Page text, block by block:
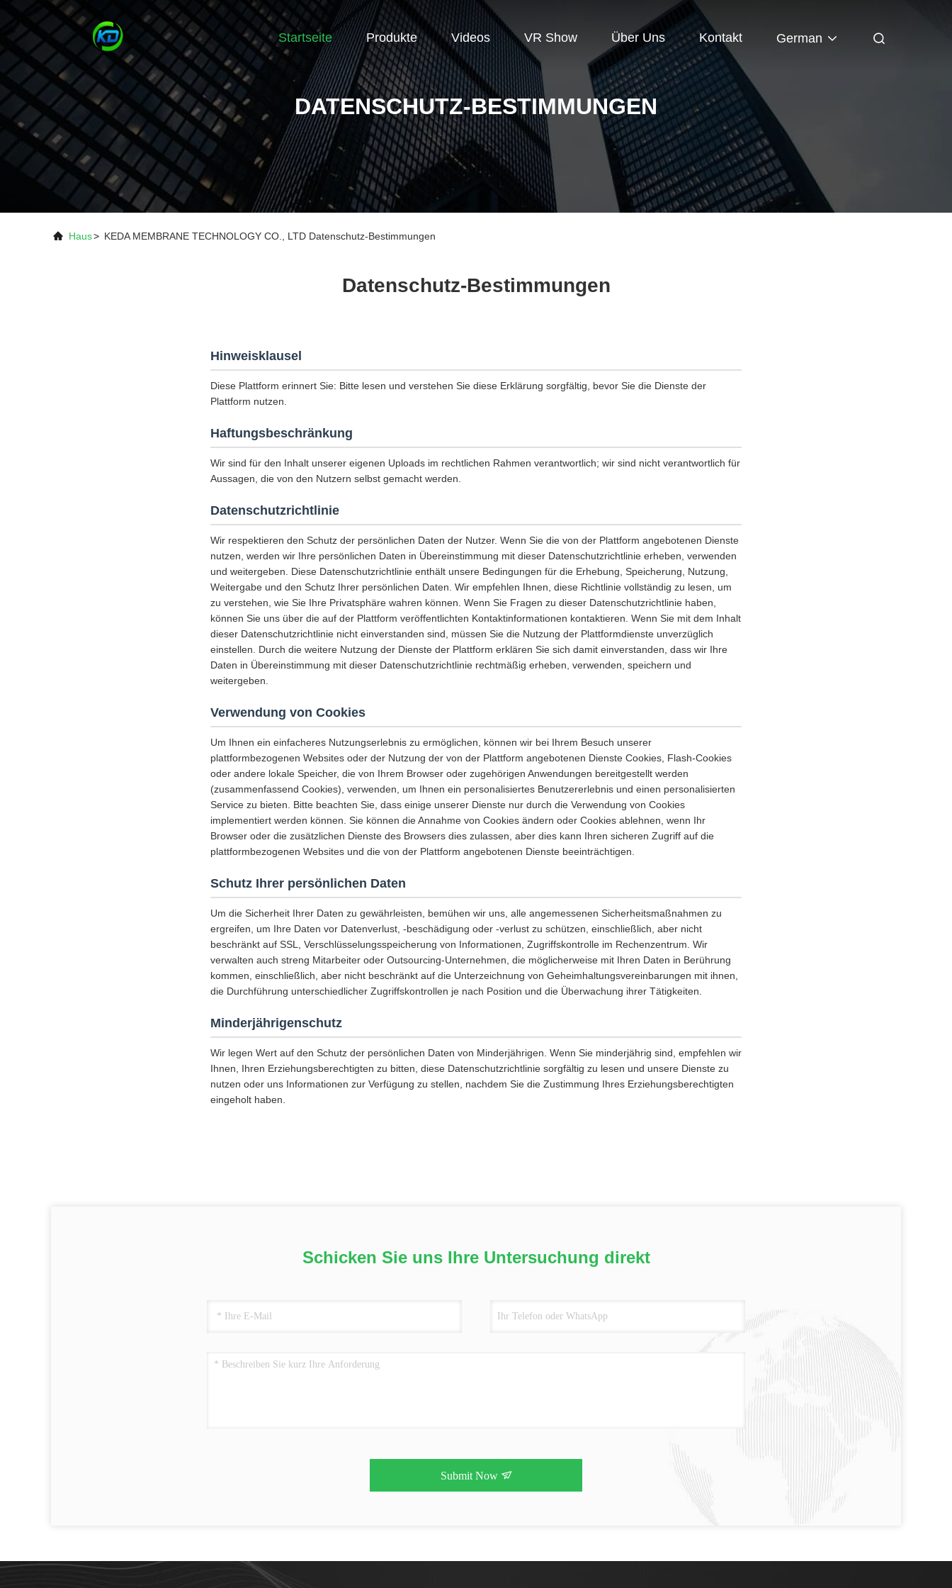
Startseite Produkte Videos VR Show Über Uns Kontakt German
DATENSCHUTZ-BESTIMMUNGEN
Haus> KEDA MEMBRANE TECHNOLOGY CO., LTD Datenschutz-Bestimmungen
Datenschutz-Bestimmungen
Hinweisklausel
Diese Plattform erinnert Sie: Bitte lesen und verstehen Sie diese Erklärung sorgfältig, bevor Sie die Dienste der
Plattform nutzen.
Haftungsbeschränkung
Wir sind für den Inhalt unserer eigenen Uploads im rechtlichen Rahmen verantwortlich; wir sind nicht verantwortlich für
Aussagen, die von den Nutzern selbst gemacht werden.
Datenschutzrichtlinie
Wir respektieren den Schutz der persönlichen Daten der Nutzer. Wenn Sie die von der Plattform angebotenen Dienste
nutzen, werden wir Ihre persönlichen Daten in Übereinstimmung mit dieser Datenschutzrichtlinie erheben, verwenden
und weitergeben. Diese Datenschutzrichtlinie enthält unsere Bedingungen für die Erhebung, Speicherung, Nutzung,
Weitergabe und den Schutz Ihrer persönlichen Daten. Wir empfehlen Ihnen, diese Richtlinie vollständig zu lesen, um
zu verstehen, wie Sie Ihre Privatsphäre wahren können. Wenn Sie Fragen zu dieser Datenschutzrichtlinie haben,
können Sie uns über die auf der Plattform veröffentlichten Kontaktinformationen kontaktieren. Wenn Sie mit dem Inhalt
dieser Datenschutzrichtlinie nicht einverstanden sind, müssen Sie die Nutzung der Plattformdienste unverzüglich
einstellen. Durch die weitere Nutzung der Dienste der Plattform erklären Sie sich damit einverstanden, dass wir Ihre
Daten in Übereinstimmung mit dieser Datenschutzrichtlinie rechtmäßig erheben, verwenden, speichern und
weitergeben.
Verwendung von Cookies
Um Ihnen ein einfacheres Nutzungserlebnis zu ermöglichen, können wir bei Ihrem Besuch unserer
plattformbezogenen Websites oder der Nutzung der von der Plattform angebotenen Dienste Cookies, Flash-Cookies
oder andere lokale Speicher, die von Ihrem Browser oder zugehörigen Anwendungen bereitgestellt werden
(zusammenfassend Cookies), verwenden, um Ihnen ein personalisiertes Benutzererlebnis und einen personalisierten
Service zu bieten. Bitte beachten Sie, dass einige unserer Dienste nur durch die Verwendung von Cookies
implementiert werden können. Sie können die Annahme von Cookies ändern oder Cookies ablehnen, wenn Ihr
Browser oder die zusätzlichen Dienste des Browsers dies zulassen, aber dies kann Ihren sicheren Zugriff auf die
plattformbezogenen Websites und die von der Plattform angebotenen Dienste beeinträchtigen.
Schutz Ihrer persönlichen Daten
Um die Sicherheit Ihrer Daten zu gewährleisten, bemühen wir uns, alle angemessenen Sicherheitsmaßnahmen zu
ergreifen, um Ihre Daten vor Datenverlust, -beschädigung oder -verlust zu schützen, einschließlich, aber nicht
beschränkt auf SSL, Verschlüsselungsspeicherung von Informationen, Zugriffskontrolle im Rechenzentrum. Wir
verwalten auch streng Mitarbeiter oder Outsourcing-Unternehmen, die möglicherweise mit Ihren Daten in Berührung
kommen, einschließlich, aber nicht beschränkt auf die Unterzeichnung von Geheimhaltungsvereinbarungen mit ihnen,
die Durchführung unterschiedlicher Zugriffskontrollen je nach Position und die Überwachung ihrer Tätigkeiten.
Minderjährigenschutz
Wir legen Wert auf den Schutz der persönlichen Daten von Minderjährigen. Wenn Sie minderjährig sind, empfehlen wir
Ihnen, Ihren Erziehungsberechtigten zu bitten, diese Datenschutzrichtlinie sorgfältig zu lesen und unsere Dienste zu
nutzen oder uns Informationen zur Verfügung zu stellen, nachdem Sie die Zustimmung Ihres Erziehungsberechtigten
eingeholt haben.
Schicken Sie uns Ihre Untersuchung direkt
Submit Now